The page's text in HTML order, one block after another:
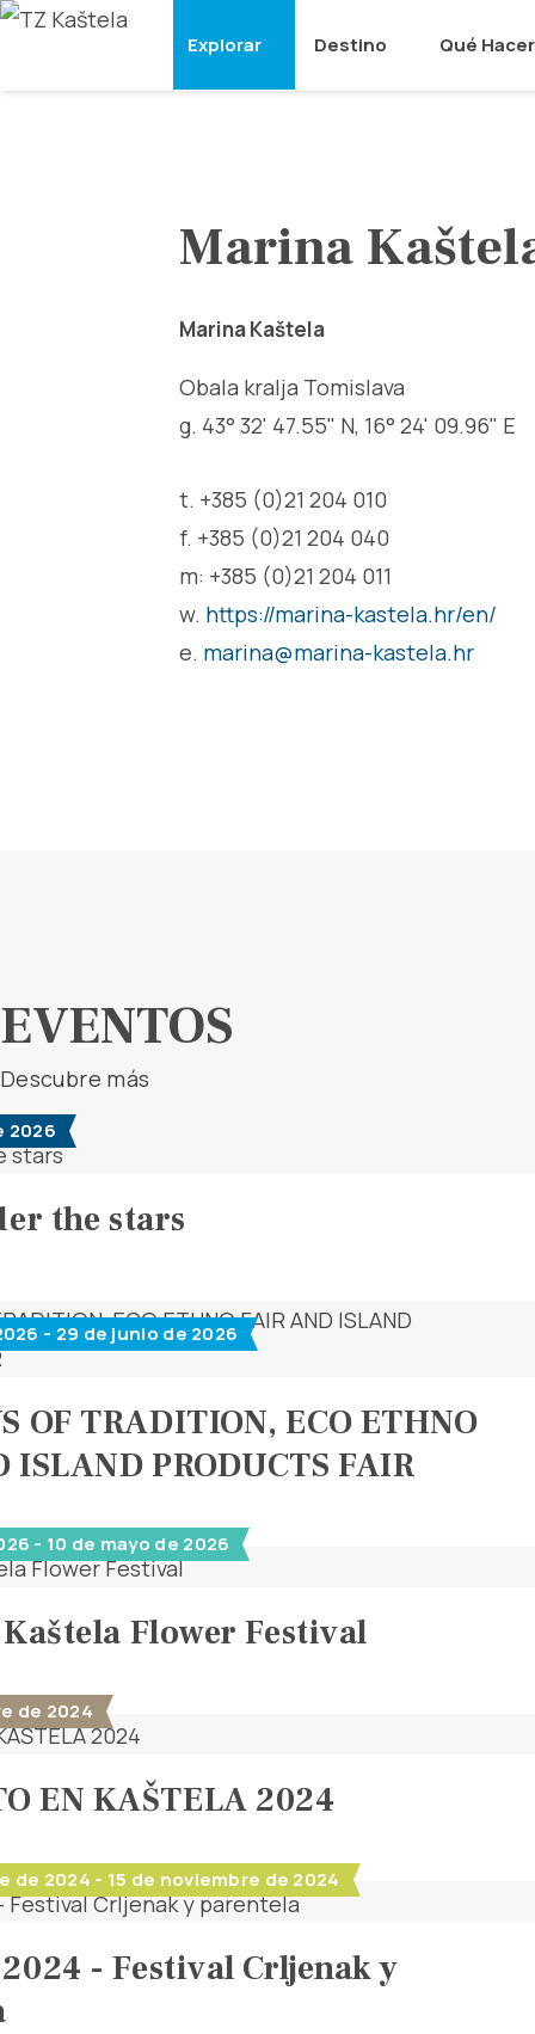
Explorar Destino Qué Hacer
Marina
Marina Kaštela
Obala kralja Tomislava
g. 43° 32' 47.55" N, 16° 24' 09.96" E
t. +385 (0)21 204 010
f. +385 (0)21 204 040
m: +385 (0)21 204 011
w. https://marina-kastela.hr/en/
e. marina@marina-kastela.hr
EVENTOS
Descubre más
2026
the stars
- 29 de junio de 2026
OF TRADITION, ECO ETHNO
ISLAND PRODUCTS FAIR
- 10 de mayo de 2026
Flower Festival
de 2024
EN KAŠTELA 2024
de 2024 - 15 de noviembre de 2024
- Festival Crljenak y